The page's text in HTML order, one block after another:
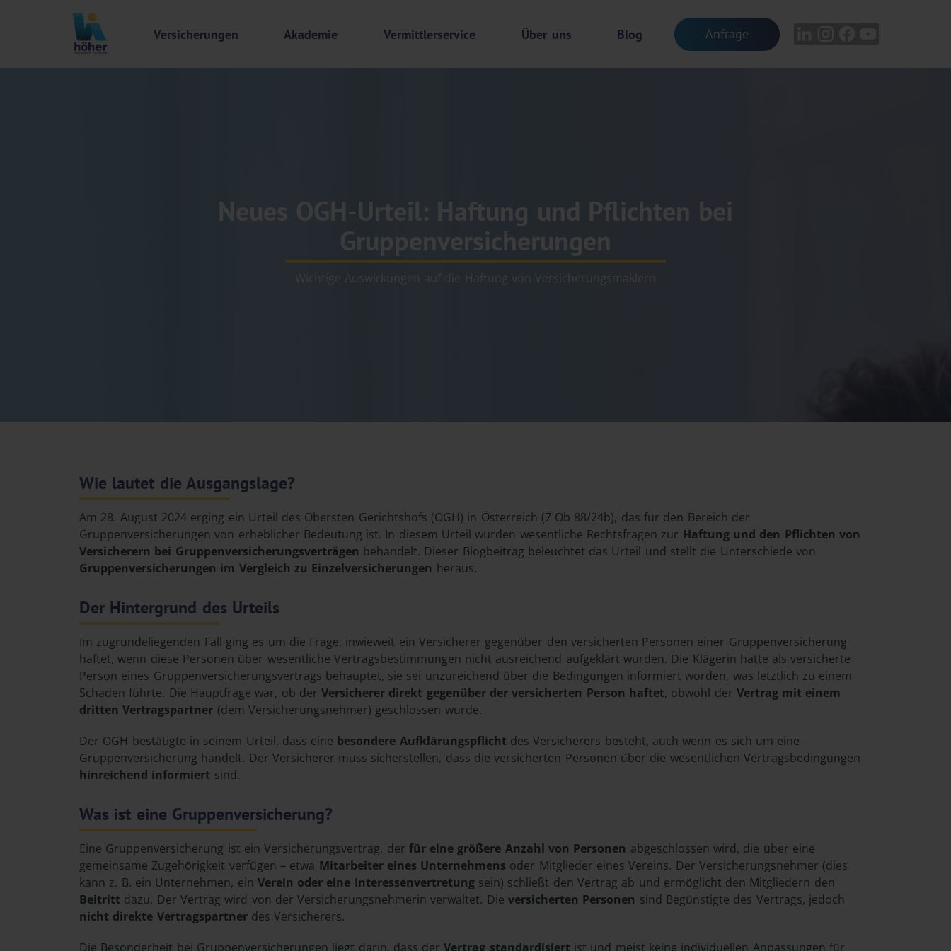
Versicherungen Akademie Vermittlerservice Über uns Blog Anfrage
Neues OGH-Urteil: Haftung und Pflichten bei
Gruppenversicherungen
Wichtige Auswirkungen auf die Haftung von Versicherungsmaklern
Wie lautet die Ausgangslage?
Am 28. August 2024 erging ein Urteil des Obersten Gerichtshofs (OGH) in Österreich (7 Ob 88/24b), das für den Bereich der
Gruppenversicherungen von erheblicher Bedeutung ist. In diesem Urteil wurden wesentliche Rechtsfragen zur Haftung und den Pflichten von
Versicherern bei Gruppenversicherungsverträgen behandelt. Dieser Blogbeitrag beleuchtet das Urteil und stellt die Unterschiede von
Gruppenversicherungen im Vergleich zu Einzelversicherungen heraus.
Der Hintergrund des Urteils
Im zugrundeliegenden Fall ging es um die Frage, inwieweit ein Versicherer gegenüber den versicherten Personen einer Gruppenversicherung
haftet, wenn diese Personen über wesentliche Vertragsbestimmungen nicht ausreichend aufgeklärt wurden. Die Klägerin hatte als versicherte
Person eines Gruppenversicherungsvertrags behauptet, sie sei unzureichend über die Bedingungen informiert worden, was letztlich zu einem
Schaden führte. Die Hauptfrage war, ob der Versicherer direkt gegenüber der versicherten Person haftet, obwohl der Vertrag mit einem
dritten Vertragspartner (dem Versicherungsnehmer) geschlossen wurde.
Der OGH bestätigte in seinem Urteil, dass eine besondere Aufklärungspflicht des Versicherers besteht, auch wenn es sich um eine
Gruppenversicherung handelt. Der Versicherer muss sicherstellen, dass die versicherten Personen über die wesentlichen Vertragsbedingungen
hinreichend informiert sind.
Was ist eine Gruppenversicherung?
Eine Gruppenversicherung ist ein Versicherungsvertrag, der für eine größere Anzahl von Personen abgeschlossen wird, die über eine
gemeinsame Zugehörigkeit verfügen – etwa Mitarbeiter eines Unternehmens oder Mitglieder eines Vereins. Der Versicherungsnehmer (dies
kann z. B. ein Unternehmen, ein Verein oder eine Interessenvertretungsein) schließt den Vertrag ab und ermöglicht den Mitgliedern den
Beitritt dazu. Der Vertrag wird von der Versicherungsnehmerin verwaltet. Die versicherten Personen sind Begünstigte des Vertrags, jedoch
nicht direkte Vertragspartner des Versicherers.
Die Besonderheit bei Gruppenversicherungen liegt darin, dass derVertrag standardisiert ist und meist keine individuellen Anpassungen für